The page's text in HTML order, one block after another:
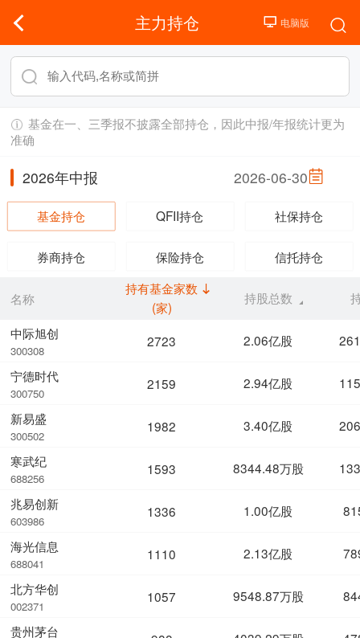
主力持仓
基金在一、三季报不披露全部持仓，因此中报/年报统计更为
准确
2026年中报 2026-06-30
基金持仓 QFII持仓 社保持仓
券商持仓 保险持仓 信托持仓
名称
中际旭创
300308
宁德时代
300750
新易盛
300502
寒武纪
688256
兆易创新
603986
海光信息
688041
北方华创
002371
贵州茅台
持有基金家数
(家)
持股总数
2723 2.06亿股
2159 2.94亿股
1982 3.40亿股
1593 8344.48万股
1336 1.00亿股
1110 2.13亿股
1057 9548.87万股